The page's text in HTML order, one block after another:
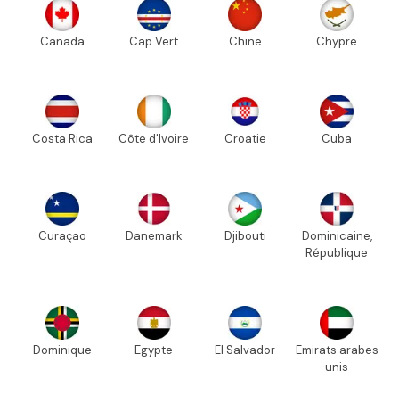
Canada Cap Vert Chine Chypre
Costa Rica Côte d'Ivoire Croatie Cuba
Curaçao Danemark Djibouti
Dominicaine,
République
Dominique Egypte El Salvador
Emirats arabes
unis